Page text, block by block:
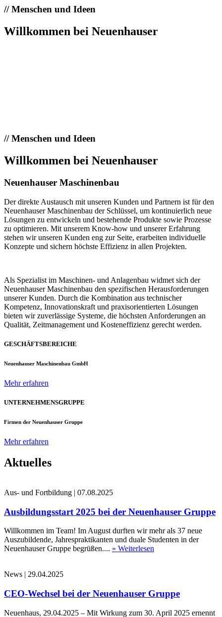
//Menschen und Ideen
Willkommen bei Neuenhauser
//Menschen und Ideen
Willkommen bei Neuenhauser
Neuenhauser Maschinenbau
Der direkte Austausch mit unseren Kunden und Partnern ist für den
Neuenhauser Maschinenbau der Schlüssel, um kontinuierlich neue
Lösungen zu entwickeln und bestehende Produkte sowie Prozesse
zu optimieren. Mit unserem Know-how und unserer Erfahrung
stehen wir unseren Kunden eng zur Seite, erarbeiten individuelle
Konzepte und sichern höchste Effizienz in allen Projekten.
Als Spezialist im Maschinen- und Anlagenbau widmet sich der
Neuenhauser Maschinenbau den spezifischen Herausforderungen
unserer Kunden. Durch die Kombination aus technischer
Kompetenz, Innovationskraft und praxisorientierten Lösungen
bieten wir zuverlässige Systeme, die höchsten Anforderungen an
Qualität, Zeitmanagement und Kosteneffizienz gerecht werden.
GESCHÄFTSBEREICHE
Neuenhauser Maschinenbau GmbH
Mehr erfahren
UNTERNEHMENSGRUPPE
Firmen der Neuenhauser Gruppe
Mehr erfahren
Aktuelles
Aus- und Fortbildung | 07.08.2025
Ausbildungsstart 2025 bei der Neuenhauser Gruppe
Willkommen im Team! Im August durften wir mehr als 37 neue
Auszubildende, Jahrespraktikanten und duale Studenten in der
Neuenhauser Gruppe begrüßen.... » Weiterlesen
News | 29.04.2025
CEO-Wechsel bei der Neuenhauser Gruppe
Neuenhaus, 29.04.2025 – Mit Wirkung zum 30. April 2025 ernennt